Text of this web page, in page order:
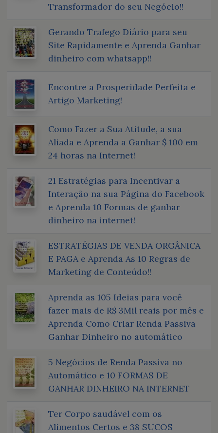
Transformador do seu Negócio!!
Gerando Trafego Diário para seu
Site Rapidamente e Aprenda Ganhar
dinheiro com whatsapp!!
Encontre a Prosperidade Perfeita e
Artigo Marketing!
Como Fazer a Sua Atitude, a sua
Aliada e Aprenda a Ganhar $ 100 em
24 horas na Internet!
21 Estratégias para Incentivar a
Interação na sua Página do Facebook
e Aprenda 10 Formas de ganhar
dinheiro na internet!
ESTRATÉGIAS DE VENDA ORGÂNICA
E PAGA e Aprenda As 10 Regras de
Marketing de Conteúdo!!
Aprenda as 105 Ideias para você
fazer mais de R$ 3Mil reais por mês e
Aprenda Como Criar Renda Passiva
Ganhar Dinheiro no automático
5 Negócios de Renda Passiva no
Automático e 10 FORMAS DE
GANHAR DINHEIRO NA INTERNET
Ter Corpo saudável com os
Alimentos Certos e 38 SUCOS